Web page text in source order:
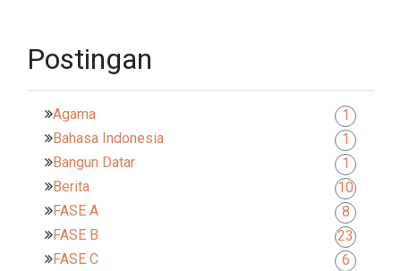
Postingan
Agama
1
Bahasa Indonesia
1
Bangun Datar
1
Berita
10
FASE A
8
FASE B
23
FASE C
6